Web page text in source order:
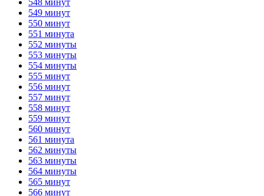
549 минут
550 минут
551 минута
552 минуты
553 минуты
554 минуты
555 минут
556 минут
557 минут
558 минут
559 минут
560 минут
561 минута
562 минуты
563 минуты
564 минуты
565 минут
566 минут